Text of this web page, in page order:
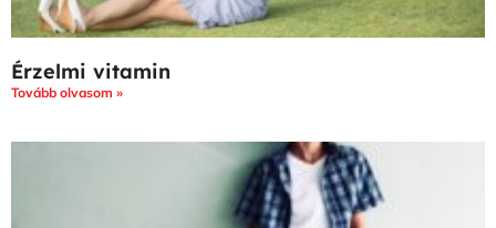
Érzelmi vitamin
Tovább olvasom »